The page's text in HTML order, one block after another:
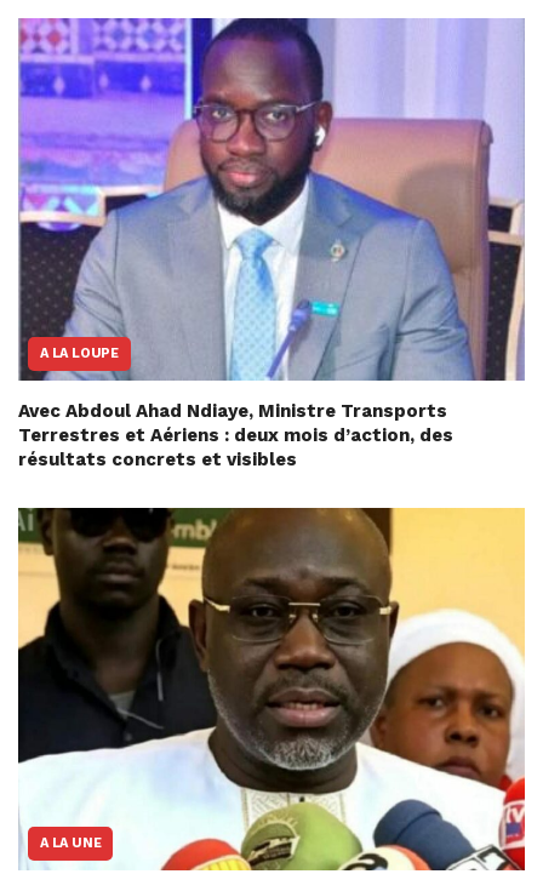
A LA LOUPE
Avec Abdoul Ahad Ndiaye, Ministre Transports
Terrestres et Aériens : deux mois d’action, des
résultats concrets et visibles
A LA UNE